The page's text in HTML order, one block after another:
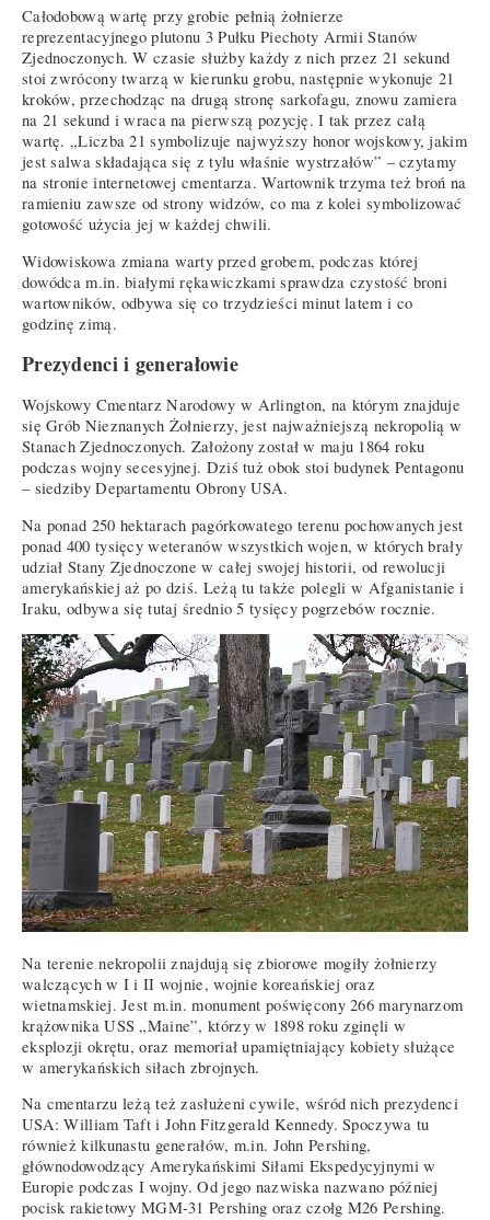
Całodobową wartę przy grobie pełnią żołnierze
reprezentacyjnego plutonu 3 Pułku Piechoty Armii Stanów
Zjednoczonych. W czasie służby każdy z nich przez 21 sekund
stoi zwrócony twarzą w kierunku grobu, następnie wykonuje 21
kroków, przechodząc na drugą stronę sarkofagu, znowu zamiera
na 21 sekund i wraca na pierwszą pozycję. I tak przez całą
wartę. „Liczba 21 symbolizuje najwyższy honor wojskowy, jakim
jest salwa składająca się z tylu właśnie wystrzałów” – czytamy
na stronie internetowej cmentarza. Wartownik trzyma też broń na
ramieniu zawsze od strony widzów, co ma z kolei symbolizować
gotowość użycia jej w każdej chwili.
Widowiskowa zmiana warty przed grobem, podczas której
dowódca m.in. białymi rękawiczkami sprawdza czystość broni
wartowników, odbywa się co trzydzieści minut latem i co
godzinę zimą.
Prezydenci i generałowie
Wojskowy Cmentarz Narodowy w Arlington, na którym znajduje
się Grób Nieznanych Żołnierzy, jest najważniejszą nekropolią w
Stanach Zjednoczonych. Założony został w maju 1864 roku
podczas wojny secesyjnej. Dziś tuż obok stoi budynek Pentagonu
– siedziby Departamentu Obrony USA.
Na ponad 250 hektarach pagórkowatego terenu pochowanych jest
ponad 400 tysięcy weteranów wszystkich wojen, w których brały
udział Stany Zjednoczone w całej swojej historii, od rewolucji
amerykańskiej aż po dziś. Leżą tu także polegli w Afganistanie i
Iraku, odbywa się tutaj średnio 5 tysięcy pogrzebów rocznie.
Na terenie nekropolii znajdują się zbiorowe mogiły żołnierzy
walczących w I i II wojnie, wojnie koreańskiej oraz
wietnamskiej. Jest m.in. monument poświęcony 266 marynarzom
krążownika USS „Maine”, którzy w 1898 roku zginęli w
eksplozji okrętu, oraz memoriał upamiętniający kobiety służące
w amerykańskich siłach zbrojnych.
Na cmentarzu leżą też zasłużeni cywile, wśród nich prezydenci
USA: William Taft i John Fitzgerald Kennedy. Spoczywa tu
również kilkunastu generałów, m.in. John Pershing,
głównodowodzący Amerykańskimi Siłami Ekspedycyjnymi w
Europie podczas I wojny. Od jego nazwiska nazwano później
pocisk rakietowy MGM-31 Pershing oraz czołg M26 Pershing.